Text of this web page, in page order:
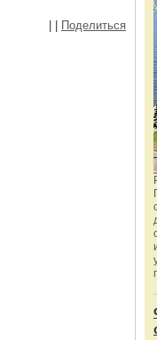
Поделиться